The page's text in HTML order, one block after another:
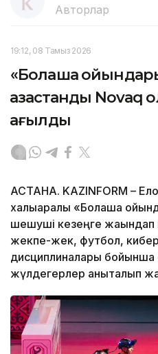
Авторлар
19:12, 08 Тамыз 2026
«Болашақ
қазақстандық Novaq
қағылды
АСТАНА. KAZINFORM –
халықаралық «Болашақ
шешуші кезеңге жақындап
жекпе-жек, футбол,
дисциплиналары бойынша
жүлдегерлер анықталып